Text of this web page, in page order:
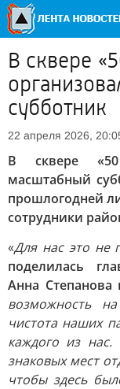
В сквере
субботник
22 апреля 2026,
В сквере
масштабный
прошлогодней
сотрудники
«Для нас это не
поделилась
Анна
возможность
чистота наших
каждого из
знаковых мест
чтобы здесь